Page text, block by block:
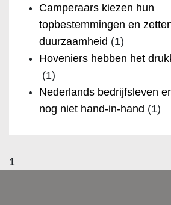
Camperaars kiezen hun
topbestemmingen en
duurzaamheid (1)
Hoveniers hebben het
(1)
Nederlands bedrijfsleven
nog niet hand-in-hand (1)
1